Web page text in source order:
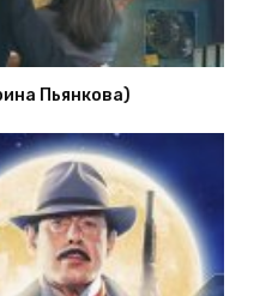
Пьянкова)